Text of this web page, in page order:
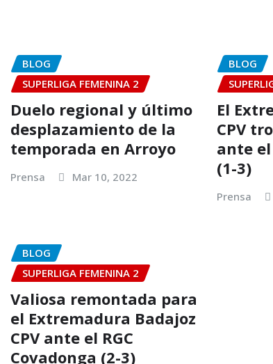
BLOG
SUPERLIGA FEMENINA 2
Duelo regional y último
desplazamiento de la
temporada en Arroyo
Prensa Mar 10, 2022
BLOG
El
CPV
ante el
(1-3)
Prensa
BLOG
SUPERLIGA FEMENINA 2
Valiosa remontada para
el Extremadura Badajoz
CPV ante el RGC
Covadonga (2-3)